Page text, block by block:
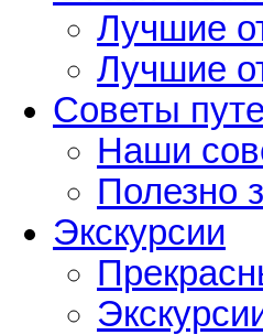
Лучшие
Лучшие
Советы
Наши
Полезно
Экскурсии